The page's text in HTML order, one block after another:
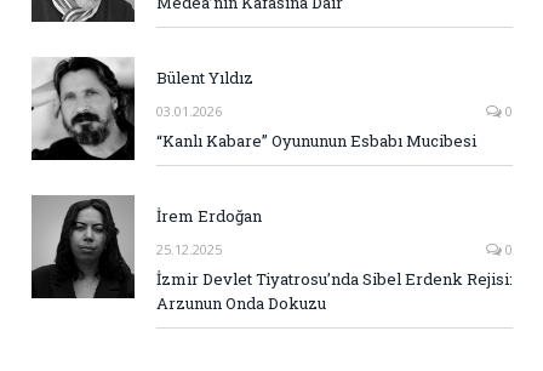
Bülent Yıldız
03.01.2026 0
“Kanlı Kabare” Oyununun Esbabı Mucibesi
İrem Erdoğan
25.12.2025 0
İzmir Devlet Tiyatrosu’nda Sibel Erdenk Rejisi:
Arzunun Onda Dokuzu